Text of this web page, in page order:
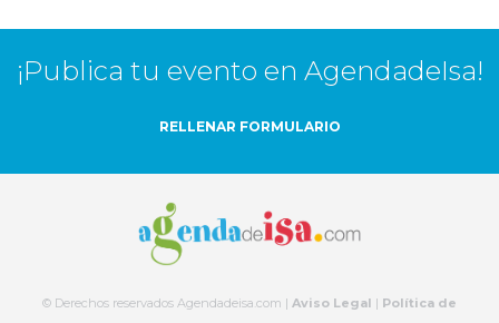
¡Publica tu evento en AgendadeIsa!
RELLENAR FORMULARIO
© Derechos reservados Agendadeisa.com | Aviso Legal | Política de